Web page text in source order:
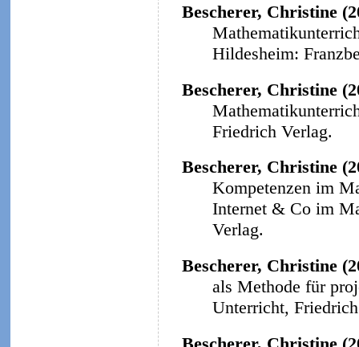
Bescherer, Christine
Hildesheim:
Bescherer, Christine
Friedrich Verlag.
Bescherer, Christine
Kompetenzen im
Internet & Co im
Verlag.
Bescherer, Christine
als Methode für
Unterricht,